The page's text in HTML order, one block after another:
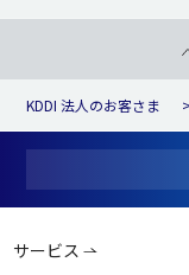
KDDI 法人のお客さま
サービス